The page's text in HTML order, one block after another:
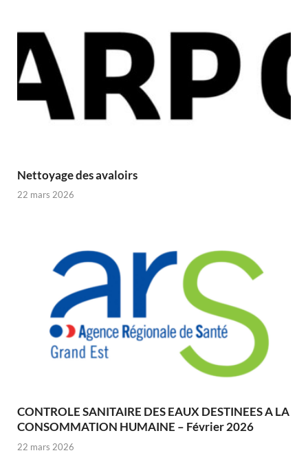
Nettoyage des avaloirs
22 mars 2026
CONTROLE SANITAIRE DES EAUX DESTINEES A LA
CONSOMMATION HUMAINE – Février 2026
22 mars 2026